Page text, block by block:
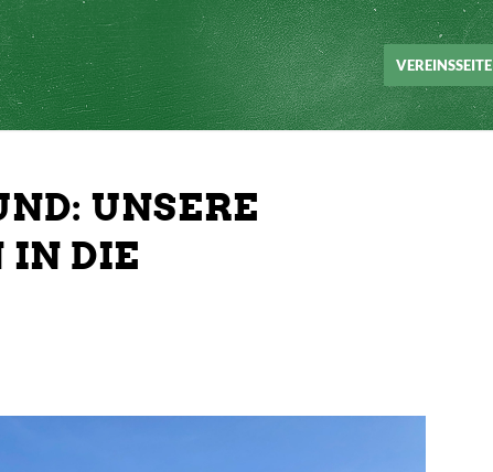
VEREINSSEITE
UNSERE
IN DIE